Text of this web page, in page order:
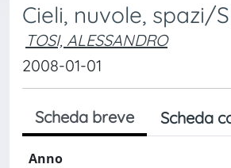
Cieli, nuvole, spazi/
TOSI, ALESSANDRO
2008-01-01
Scheda breve Scheda
Anno